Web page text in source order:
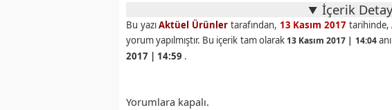
İçerik
Bu yazıAktüel Ürünler tarafından, 13 Kasım 2017tarihinde,
yorum yapılmıştır. Bu içerik tam olarak 13 Kasım 2017 | 14:04
2017 | 14:59 .
Yorumlara kapalı.